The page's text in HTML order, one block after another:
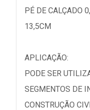
PÉ DE CALÇADO
13,5CM
APLICAÇÃO:
PODE SER
SEGMENTOS DE
CONSTRUÇÃO